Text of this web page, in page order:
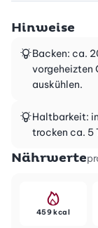
Hinweise
Backen: ca.
vorgeheizten
auskühlen.
Haltbarkeit:
trocken ca. 5
Nährwerte
459 kcal